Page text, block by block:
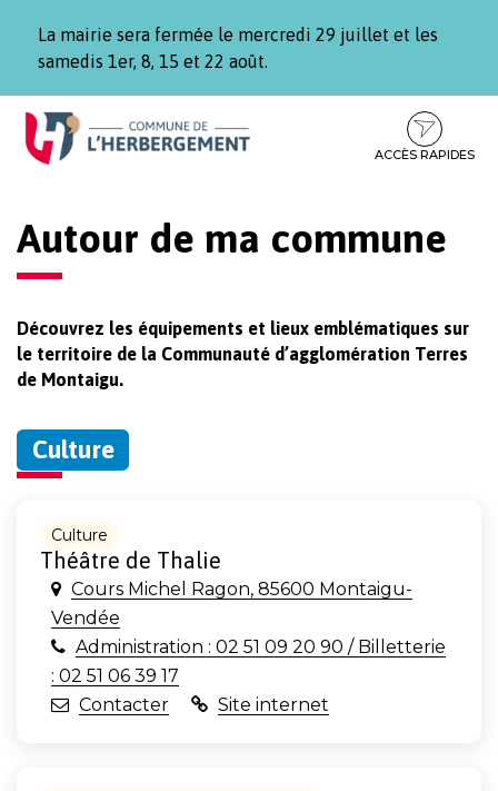
La mairie sera fermée le mercredi 29 juillet et les
samedis 1er, 8, 15 et 22 août.
Aller
Aller
contenu
Aller
pied
ACCÈS RAPIDES
Autour de ma commune
Découvrez les équipements et lieux emblématiques sur
le territoire de la Communauté d’agglomération Terres
de Montaigu.
Culture
Culture
Théâtre de Thalie
Cours Michel Ragon, 85600 Montaigu-
Vendée
Administration : 02 51 09 20 90 / Billetterie
: 02 51 06 39 17
Contacter
Site internet